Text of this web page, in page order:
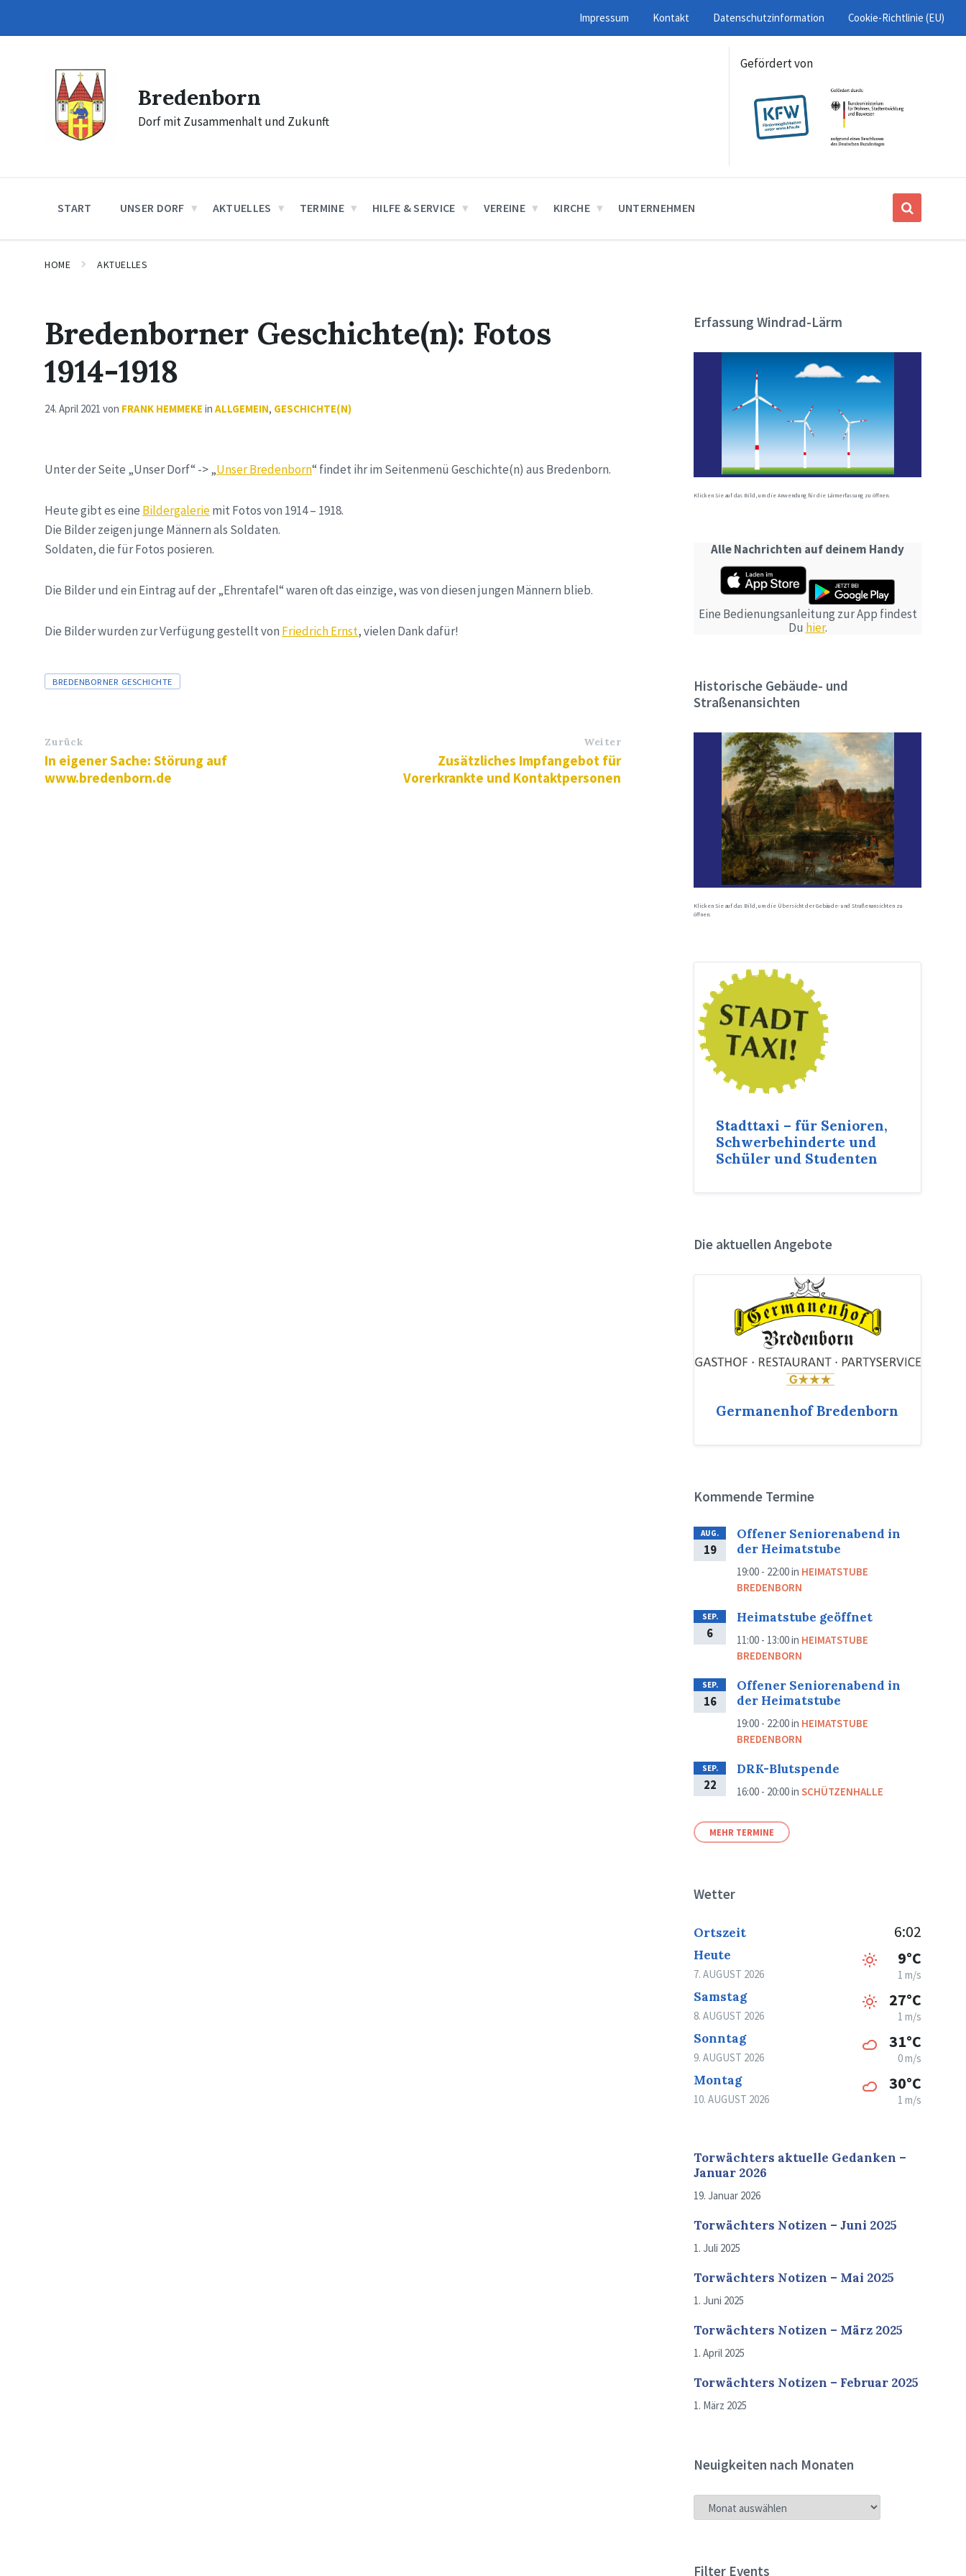
content
main
footer
Impressum Kontakt Datenschutzinformation Cookie-Richtlinie (EU)
Bredenborn
Dorf mit Zusammenhalt und Zukunft
Gefördert von
START UNSER DORF AKTUELLES TERMINE HILFE & SERVICE VEREINE KIRCHE UNTERNEHMEN
HOME AKTUELLES
Bredenborner Geschichte(n): Fotos
1914-1918
24. April 2021 von FRANK HEMMEKE in ALLGEMEIN, GESCHICHTE(N)
Unter der Seite „Unser Dorf“ -> „Unser Bredenborn“ findet ihr im Seitenmenü Geschichte(n) aus Bredenborn.
Heute gibt es eine Bildergaleriemit Fotos von 1914 – 1918.
Die Bilder zeigen junge Männern als Soldaten.
Soldaten, die für Fotos posieren.
Die Bilder und ein Eintrag auf der „Ehrentafel“ waren oft das einzige, was von diesen jungen Männern blieb.
Die Bilder wurden zur Verfügung gestellt von Friedrich Ernst, vielen Dank dafür!
Tags
BREDENBORNER GESCHICHTE
Zurück
In eigener Sache: Störung auf
www.bredenborn.de
Weiter
Zusätzliches Impfangebot für
Vorerkrankte und Kontaktpersonen
Erfassung Windrad-Lärm
Klicken Sie auf das Bild, um die Anwendung für die Lärmerfassung zu öffnen.
Alle Nachrichten auf deinem Handy
Eine Bedienungsanleitung zur App findest
Du hier.
Historische Gebäude- und
Straßenansichten
Klicken Sie auf das Bild, um die Übersicht der Gebäude- und Straßenansichten zu
öffnen.
Stadttaxi – für Senioren,
Schwerbehinderte und
Schüler und Studenten
Die aktuellen Angebote
Germanenhof Bredenborn
Kommende Termine
AUG.
19
Offener Seniorenabend in
der Heimatstube
19:00 - 22:00in HEIMATSTUBE
BREDENBORN
SEP.
6
Heimatstube geöffnet
11:00 - 13:00in HEIMATSTUBE
BREDENBORN
SEP.
16
Offener Seniorenabend in
der Heimatstube
19:00 - 22:00in HEIMATSTUBE
BREDENBORN
SEP.
22
DRK-Blutspende
16:00 - 20:00inSCHÜTZENHALLE
MEHR TERMINE
Wetter
Ortszeit 6:02
Heute
7. AUGUST 2026
9°C
1 m/s
Samstag
8. AUGUST 2026
27°C
1 m/s
Sonntag
9. AUGUST 2026
31°C
0 m/s
Montag
10. AUGUST 2026
30°C
1 m/s
Torwächters aktuelle Gedanken –
Januar 2026
19. Januar 2026
Torwächters Notizen – Juni 2025
1. Juli 2025
Torwächters Notizen – Mai 2025
1. Juni 2025
Torwächters Notizen – März 2025
1. April 2025
Torwächters Notizen – Februar 2025
1. März 2025
Neuigkeiten nach Monaten
NEUIGKEITEN
NACH
Filter Events